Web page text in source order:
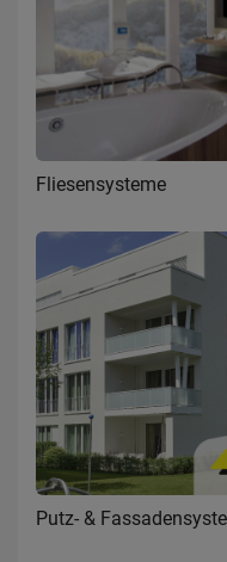
Fliesensysteme
Putz- &